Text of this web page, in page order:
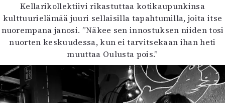
Kellarikollektiivi rikastuttaa kotikaupunkinsa
kulttuurielämää juuri sellaisilla tapahtumilla, joita itse
nuorempana janosi. ”Näkee sen innostuksen niiden tosi
nuorten keskuudessa, kun ei tarvitsekaan ihan heti
muuttaa Oulusta pois.”